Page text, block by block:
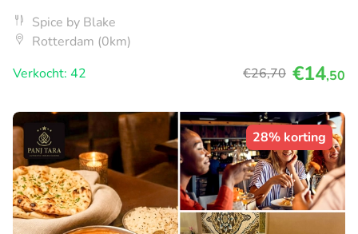
Spice by Blake
Rotterdam (0km)
Verkocht: 42
€26,70 €14,50
28% korting